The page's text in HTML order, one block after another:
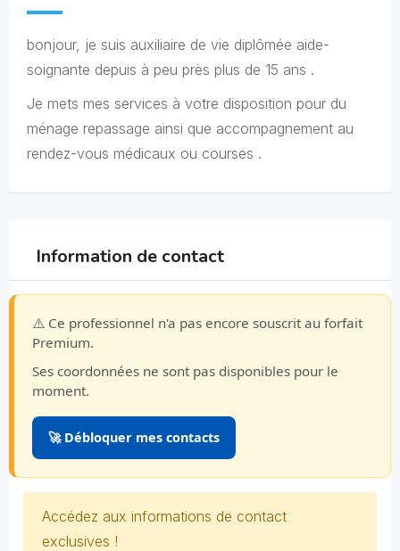
bonjour, je suis auxiliaire de vie diplômée aide-
soignante depuis à peu près plus de 15 ans .
Je mets mes services à votre disposition pour du
ménage repassage ainsi que accompagnement au
rendez-vous médicaux ou courses .
Information de contact
⚠️ Ce professionnel n'a pas encore souscrit au forfait
Premium.
Ses coordonnées ne sont pas disponibles pour le
moment.
🚀 Débloquer mes contacts
Accédez aux informations de contact
exclusives !